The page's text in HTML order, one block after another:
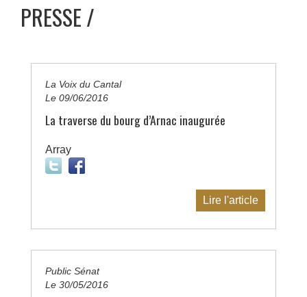
PRESSE
La Voix du Cantal
Le 09/06/2016
La traverse du bourg d’Arnac inaugurée
Lire l'article
Array
Public Sénat
Le 30/05/2016